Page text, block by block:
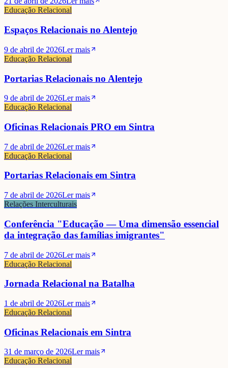
Educação Relacional
Espaços Relacionais no Alentejo
9 de abril de 2026Ler mais
Educação Relacional
Portarias Relacionais no Alentejo
9 de abril de 2026Ler mais
Educação Relacional
Oficinas Relacionais PRO em Sintra
7 de abril de 2026Ler mais
Educação Relacional
Portarias Relacionais em Sintra
7 de abril de 2026Ler mais
Relações Interculturais
Conferência "Educação — Uma dimensão essencial
da integração das famílias imigrantes"
7 de abril de 2026Ler mais
Educação Relacional
Jornada Relacional na Batalha
1 de abril de 2026Ler mais
Educação Relacional
Oficinas Relacionais em Sintra
31 de março de 2026Ler mais
Educação Relacional